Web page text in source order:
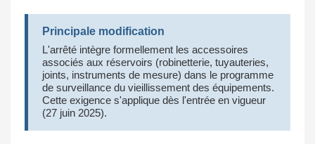
Principale modification
L'arrêté intègre formellement les accessoires
associés aux réservoirs (robinetterie, tuyauteries,
joints, instruments de mesure) dans le programme
de surveillance du vieillissement des équipements.
Cette exigence s'applique dès l'entrée en vigueur
(27 juin 2025).